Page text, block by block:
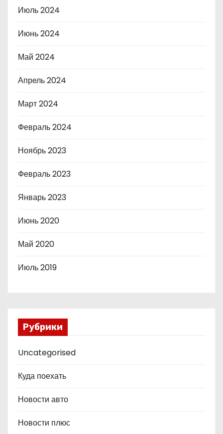
Июль 2024
Июнь 2024
Май 2024
Апрель 2024
Март 2024
Февраль 2024
Ноябрь 2023
Февраль 2023
Январь 2023
Июнь 2020
Май 2020
Июль 2019
Рубрики
Uncategorised
Куда поехать
Новости авто
Новости плюс